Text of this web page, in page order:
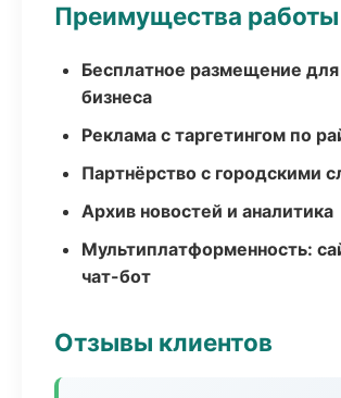
Преимущества
Бесплатное размещение
бизнеса
Реклама с таргетингом по
Партнёрство с городскими
Архив новостей и аналитика
Мультиплатформенность:
чат-бот
Отзывы клиентов